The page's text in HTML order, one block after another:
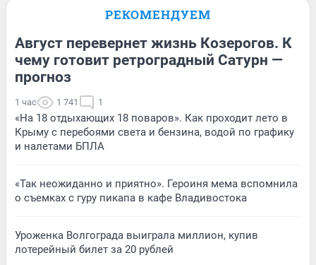
РЕКОМЕНДУЕМ
Август перевернет жизнь Козерогов. К
чему готовит ретроградный Сатурн —
прогноз
1 час 1 741 1
«На 18 отдыхающих 18 поваров». Как проходит лето в
Крыму с перебоями света и бензина, водой по графику
и налетами БПЛА
«Так неожиданно и приятно». Героиня мема вспомнила
о съемках с гуру пикапа в кафе Владивостока
Уроженка Волгограда выиграла миллион, купив
лотерейный билет за 20 рублей